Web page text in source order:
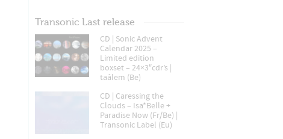
Transonic Last release
CD | Sonic Advent
Calendar 2025 –
Limited edition
boxset – 24×3″cdr’s |
taâlem (Be)
CD | Caressing the
Clouds – Isa*Belle +
Paradise Now (Fr/Be) |
Transonic Label (Eu)